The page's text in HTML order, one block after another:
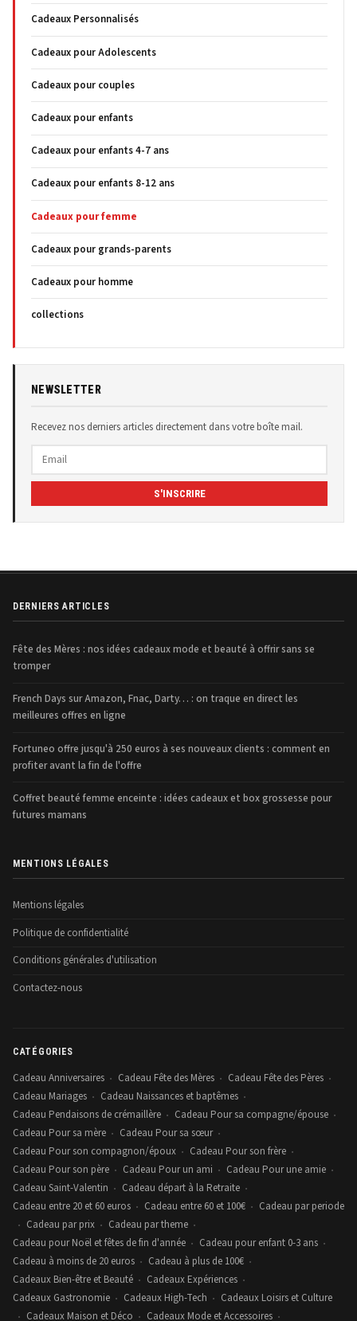
Cadeaux Personnalisés
Cadeaux pour Adolescents
Cadeaux pour couples
Cadeaux pour enfants
Cadeaux pour enfants 4-7 ans
Cadeaux pour enfants 8-12 ans
Cadeaux pour femme
Cadeaux pour grands-parents
Cadeaux pour homme
collections
NEWSLETTER
Recevez nos derniers articles directement dans votre boîte mail.
S'INSCRIRE
DERNIERS ARTICLES
Fête des Mères : nos idées cadeaux mode et beauté à offrir sans se
tromper
French Days sur Amazon, Fnac, Darty… : on traque en direct les
meilleures offres en ligne
Fortuneo offre jusqu'à 250 euros à ses nouveaux clients : comment en
profiter avant la fin de l'offre
Coffret beauté femme enceinte : idées cadeaux et box grossesse pour
futures mamans
MENTIONS LÉGALES
Mentions légales
Politique de confidentialité
Conditions générales d'utilisation
Contactez-nous
CATÉGORIES
Cadeau Anniversaires • Cadeau Fête des Mères • Cadeau Fête des Pères •
Cadeau Mariages • Cadeau Naissances et baptêmes •
Cadeau Pendaisons de crémaillère • Cadeau Pour sa compagne/épouse •
Cadeau Pour sa mère • Cadeau Pour sa sœur •
Cadeau Pour son compagnon/époux • Cadeau Pour son frère •
Cadeau Pour son père • Cadeau Pour un ami • Cadeau Pour une amie •
Cadeau Saint-Valentin • Cadeau départ à la Retraite •
Cadeau entre 20 et 60 euros • Cadeau entre 60 et 100€ • Cadeau par periode
• Cadeau par prix • Cadeau par theme •
Cadeau pour Noël et fêtes de fin d'année • Cadeau pour enfant 0-3 ans •
Cadeau à moins de 20 euros • Cadeau à plus de 100€ •
Cadeaux Bien-être et Beauté • Cadeaux Expériences •
Cadeaux Gastronomie • Cadeaux High-Tech • Cadeaux Loisirs et Culture
• Cadeaux Maison et Déco • Cadeaux Mode et Accessoires •